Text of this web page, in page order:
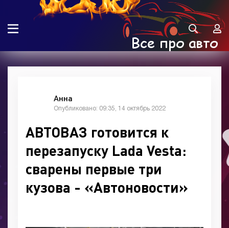
Анна
Опубликовано: 09:35, 14 октябрь 2022
АВТОВАЗ готовится к
перезапуску Lada Vesta:
сварены первые три
кузова - «Автоновости»